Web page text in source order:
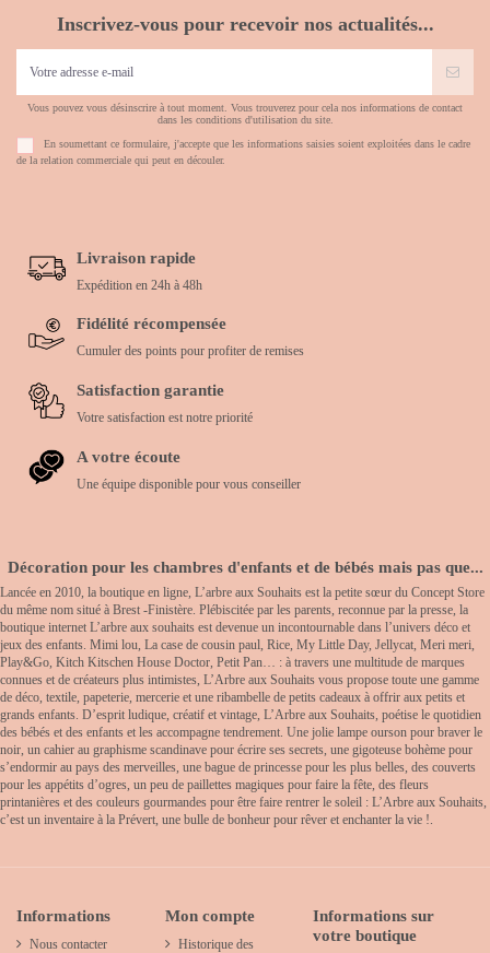
Inscrivez-vous pour recevoir nos actualités...
Vous pouvez vous désinscrire à tout moment. Vous trouverez pour cela nos informations de contact
dans les conditions d'utilisation du site.
En soumettant ce formulaire, j'accepte que les informations saisies soient exploitées dans le cadre
de la relation commerciale qui peut en découler.
Livraison rapide
Expédition en 24h à 48h
Fidélité récompensée
Cumuler des points pour profiter de remises
Satisfaction garantie
Votre satisfaction est notre priorité
A votre écoute
Une équipe disponible pour vous conseiller
Décoration pour les chambres d'enfants et de bébés mais pas que...
Lancée en 2010, la boutique en ligne, L’arbre aux Souhaits est la petite sœur du Concept Store
du même nom situé à Brest -Finistère. Plébiscitée par les parents, reconnue par la presse, la
boutique internet L’arbre aux souhaits est devenue un incontournable dans l’univers déco et
jeux des enfants. Mimi lou, La case de cousin paul, Rice, My Little Day, Jellycat, Meri meri,
Play&Go, Kitch Kitschen House Doctor, Petit Pan… : à travers une multitude de marques
connues et de créateurs plus intimistes, L’Arbre aux Souhaits vous propose toute une gamme
de déco, textile, papeterie, mercerie et une ribambelle de petits cadeaux à offrir aux petits et
grands enfants. D’esprit ludique, créatif et vintage, L’Arbre aux Souhaits, poétise le quotidien
des bébés et des enfants et les accompagne tendrement. Une jolie lampe ourson pour braver le
noir, un cahier au graphisme scandinave pour écrire ses secrets, une gigoteuse bohème pour
s’endormir au pays des merveilles, une bague de princesse pour les plus belles, des couverts
pour les appétits d’ogres, un peu de paillettes magiques pour faire la fête, des fleurs
printanières et des couleurs gourmandes pour être faire rentrer le soleil : L’Arbre aux Souhaits,
c’est un inventaire à la Prévert, une bulle de bonheur pour rêver et enchanter la vie !.
Informations
Nous contacter
Mon compte
Historique des
Informations sur
votre boutique